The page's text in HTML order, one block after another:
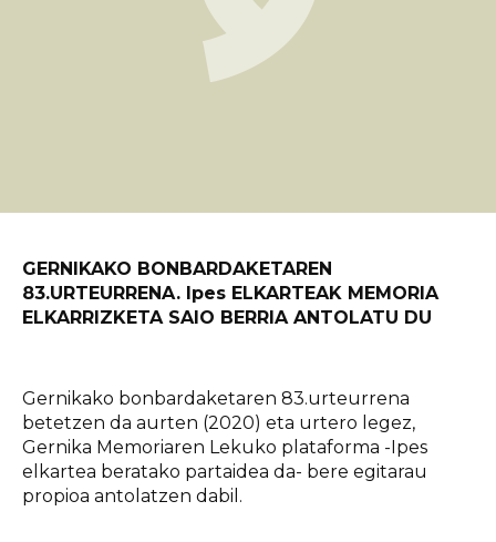
GERNIKAKO BONBARDAKETAREN
83.URTEURRENA. Ipes ELKARTEAK MEMORIA
ELKARRIZKETA SAIO BERRIA ANTOLATU DU
Gernikako bonbardaketaren 83.urteurrena
betetzen da aurten (2020) eta urtero legez,
Gernika Memoriaren Lekuko plataforma -Ipes
elkartea beratako partaidea da- bere egitarau
propioa antolatzen dabil.